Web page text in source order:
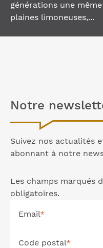
générations une
plaines limoneuses,...
Notre
Suivez nos actualités
abonnant à notre
Les champs marqués
obligatoires.
Email*
Code postal*